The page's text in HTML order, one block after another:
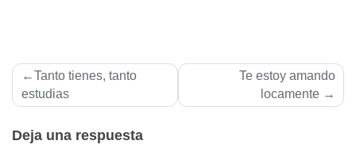
Navegación
de
Tanto tienes, tanto
estudias
Te estoy amando
locamente
Deja una respuesta